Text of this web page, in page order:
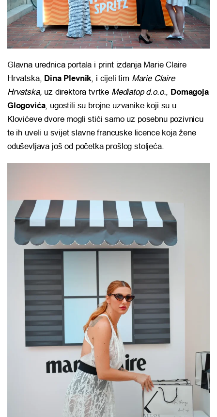
Glavna urednica portala i print izdanja Marie Claire
Hrvatska, Dina Plevnik, i cijeli tim Marie Claire
Hrvatska, uz direktora tvrtke Mediatop d.o.o., Domagoja
Glogovića, ugostili su brojne uzvanike koji su u
Klovićeve dvore mogli stići samo uz posebnu pozivnicu
te ih uveli u svijet slavne francuske licence koja žene
oduševljava još od početka prošlog stoljeća.